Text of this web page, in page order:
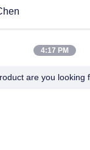
4:17 PM
are you looking